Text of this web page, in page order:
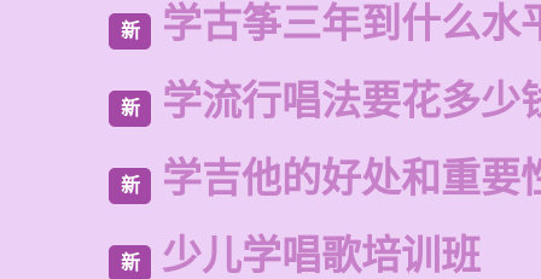
新 学古筝三年到什么水
新 学流行唱法要花多少
新 学吉他的好处和重要
新 少儿学唱歌培训班